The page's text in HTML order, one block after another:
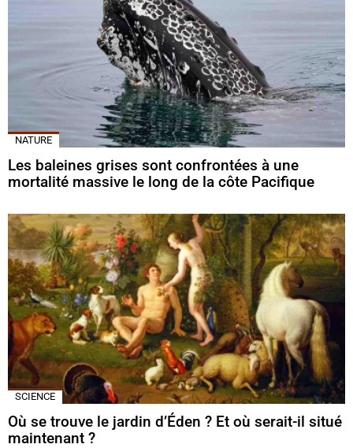
NATURE
Les baleines grises sont confrontées à une
mortalité massive le long de la côte Pacifique
SCIENCE
Où se trouve le jardin d’Éden ? Et où serait-il situé
maintenant ?